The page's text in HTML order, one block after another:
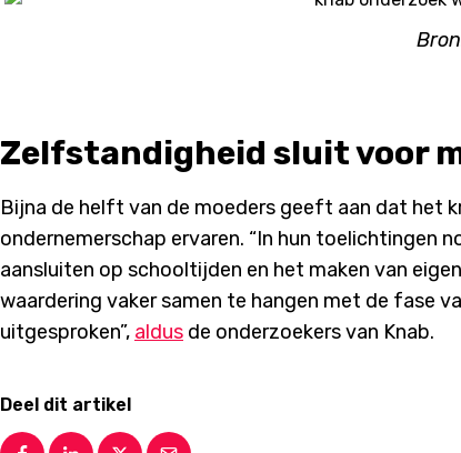
Zelfstandigheid sluit voor
Bijna de helft van de moeders geeft aan dat het
ondernemerschap ervaren. “In hun toelichtingen
aansluiten op schooltijden en het maken van
waardering vaker samen te hangen met de fase
uitgesproken”, aldus de onderzoekers van Knab.
Deel dit artikel